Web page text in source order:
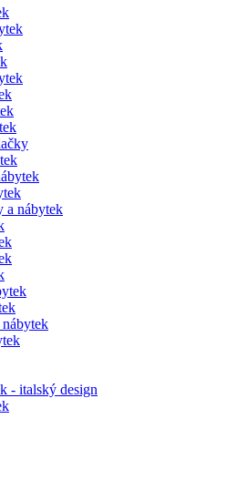
a nábytek
- italský design